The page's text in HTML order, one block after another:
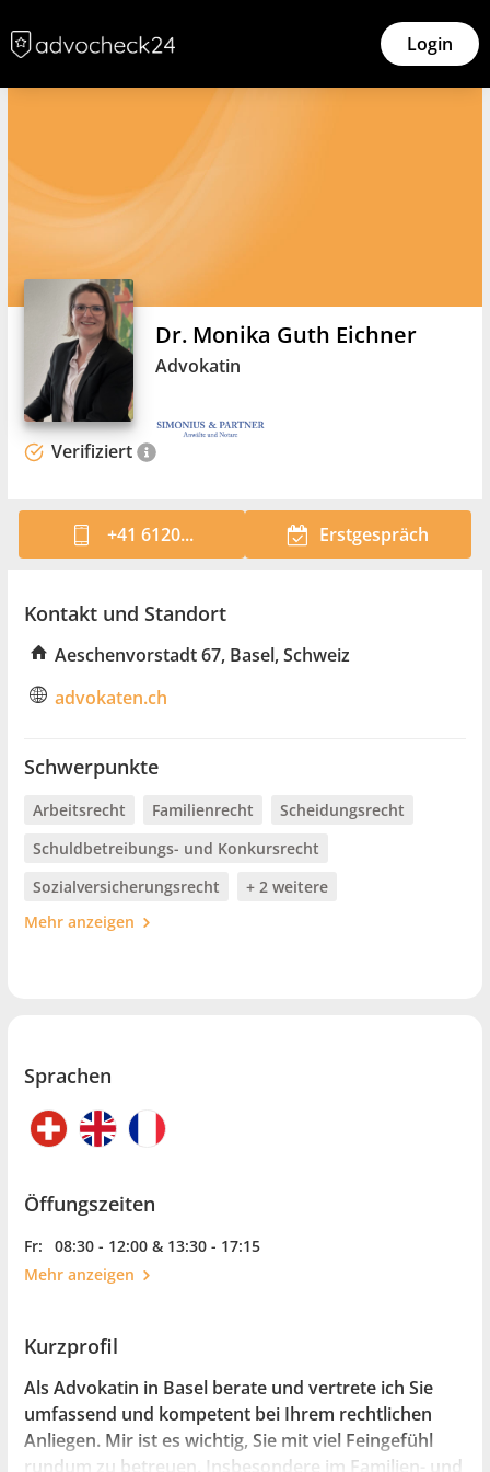
Login
Verifiziert
Dr. Monika Guth Eichner
Advokatin
+41 6120... Erstgespräch
Kontakt und Standort
Aeschenvorstadt 67, Basel, Schweiz
advokaten.ch
Schwerpunkte
Arbeitsrecht Familienrecht
Scheidungsrecht
Schuldbetreibungs- und Konkursrecht
Sozialversicherungsrecht
+ 2 weitere
Mehr anzeigen
Sprachen
Öffungszeiten
Fr:
08:30 - 12:00 & 13:30 - 17:15
Mehr anzeigen
Kurzprofil
Als Advokatin in Basel berate und vertrete ich Sie
umfassend und kompetent bei Ihrem rechtlichen
Anliegen. Mir ist es wichtig, Sie mit viel Feingefühl
rundum zu betreuen. Insbesondere im Familien- und